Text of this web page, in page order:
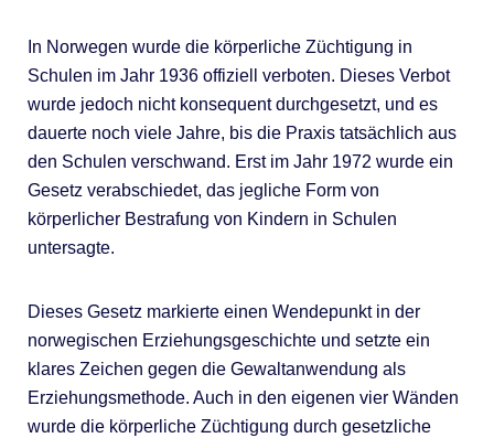
In Norwegen wurde die körperliche Züchtigung in
Schulen im Jahr 1936 offiziell verboten. Dieses Verbot
wurde jedoch nicht konsequent durchgesetzt, und es
dauerte noch viele Jahre, bis die Praxis tatsächlich aus
den Schulen verschwand. Erst im Jahr 1972 wurde ein
Gesetz verabschiedet, das jegliche Form von
körperlicher Bestrafung von Kindern in Schulen
untersagte.
Dieses Gesetz markierte einen Wendepunkt in der
norwegischen Erziehungsgeschichte und setzte ein
klares Zeichen gegen die Gewaltanwendung als
Erziehungsmethode. Auch in den eigenen vier Wänden
wurde die körperliche Züchtigung durch gesetzliche